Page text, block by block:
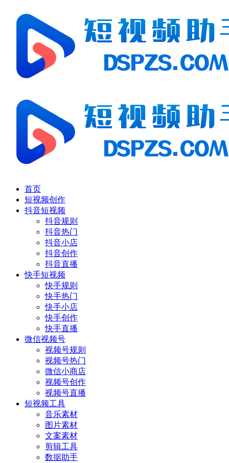
首页
短视频创作
抖音短视频
抖音规则
抖音热门
抖音小店
抖音创作
抖音直播
快手短视频
快手规则
快手热门
快手小店
快手创作
快手直播
微信视频号
视频号规则
视频号热门
微信小商店
视频号创作
视频号直播
短视频工具
音乐素材
图片素材
文案素材
剪辑工具
数据助手